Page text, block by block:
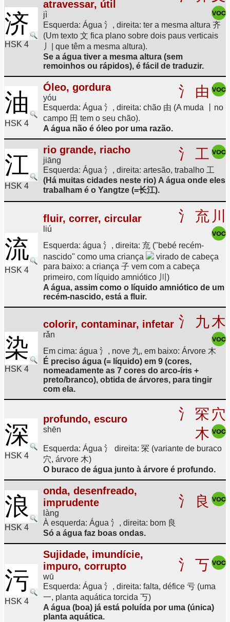
济
HSK 4
atravessar, útil
jì
Esquerda: Água 氵, direita: ter a mesma altura 齐
(Um texto 文 fica plano sobre dois paus verticais
丿| que têm a mesma altura).
Se a água tiver a mesma altura (sem
remoinhos ou rápidos), é fácil de traduzir.
油
HSK 4
Óleo, gordura
yóu 氵 由
Esquerda: Água 氵, direita: chão 由 (A muda 丨no
campo 田 tem o seu chão).
A água não é óleo por uma razão.
江
HSK 4
rio grande, riacho
jiāng 氵 工
Esquerda: Água 氵, direita: artesão, trabalho 工
(Há muitas cidades neste rio) A água onde eles
trabalham é o Yangtze (=长江).
流
HSK 4
fluir, correr, circular
liú
氵 㐬 川
Esquerda: água 氵, direita: 㐬 ("bebé recém-
nascido" como uma criança
virado de cabeça
para baixo: a criança 子 vem com a cabeça
primeiro, com líquido amniótico 川)
A água, assim como o líquido amniótico de um
recém-nascido, está a fluir.
染
HSK 4
colorir, contaminar, infetar
rǎn
氵 九木
Em cima: água 氵, nove 九, em baixo: Árvore 木
É preciso água (= líquido) em 9 (cores,
nomeadamente as 7 cores do arco-íris +
preto/branco), obtida de árvores, para tingir
com ela.
深
HSK 4
profundo, escuro
shēn
氵 罙 穴
木
Esquerda: Água 氵 direita: 罙 (variante de buraco
穴, árvore 木)
O buraco de água junto à árvore é profundo.
浪
HSK 4
onda, desenfreado,
imprudente
làng
氵 良
À esquerda: Água 氵, direita: bom 良
Só a água faz boas ondas.
污
HSK 4
Sujidade, imundície,
impuro, corrupto
wū
氵 丂
Esquerda: Água 氵, direita: falta, défice 亏 (uma
一, planta aquática torcida 丂)
A água (boa) já está poluída por uma (única)
planta aquática.